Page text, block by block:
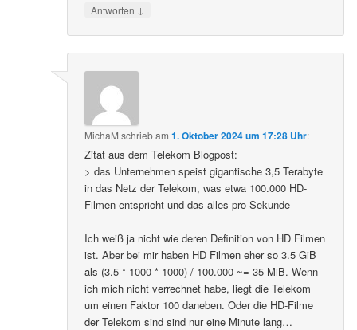
Antworten ↓
MichaM schriebam1. Oktober 2024 um 17:28 Uhr:
Zitat aus dem Telekom Blogpost:
> das Unternehmen speist gigantische 3,5 Terabyte
in das Netz der Telekom, was etwa 100.000 HD-
Filmen entspricht und das alles pro Sekunde
Ich weiß ja nicht wie deren Definition von HD Filmen
ist. Aber bei mir haben HD Filmen eher so 3.5 GiB
als (3.5 * 1000 * 1000) / 100.000 ~= 35 MiB. Wenn
ich mich nicht verrechnet habe, liegt die Telekom
um einen Faktor 100 daneben. Oder die HD-Filme
der Telekom sind sind nur eine Minute lang…